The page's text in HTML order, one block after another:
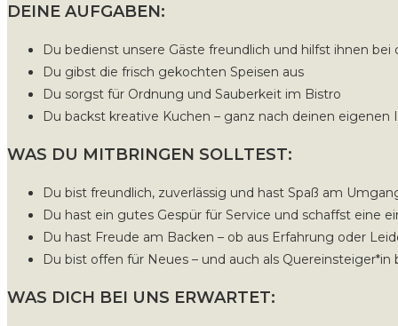
DEINE AUFGABEN:
Du bedienst unsere Gäste freundlich und hilfst ihnen bei
Du gibst die frisch gekochten Speisen aus
Du sorgst für Ordnung und Sauberkeit im Bistro
Du backst kreative Kuchen – ganz nach deinen eigenen
WAS DU MITBRINGEN SOLLTEST:
Du bist freundlich, zuverlässig und hast Spaß am
Du hast ein gutes Gespür für Service und schaffst eine
Du hast Freude am Backen – ob aus Erfahrung oder
Du bist offen für Neues – und auch als
WAS DICH BEI UNS ERWARTET: